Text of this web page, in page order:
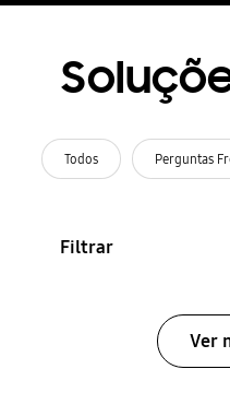
Todos Perguntas
Filtrar
Ver